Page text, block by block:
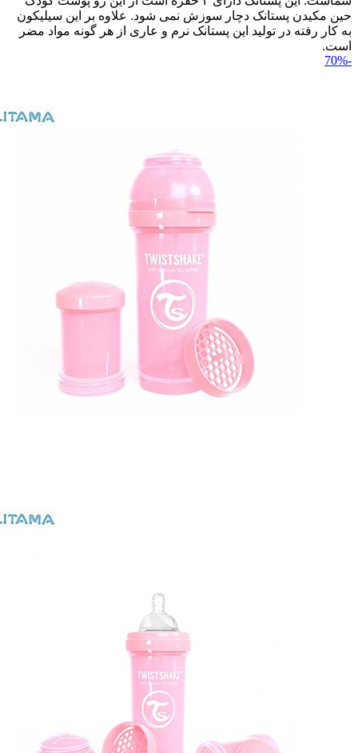
حین مکیدن پستانک دچار سوزش نمی شود. علاوه بر این سیلیکون
به کار رفته در تولید این پستانک نرم و عاری از هر گونه مواد مضر
است.
-70%